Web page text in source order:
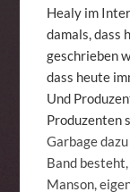
Healy im
damals, dass
geschrieben
dass heute
Und
Produzenten
Garbage
Band
Manson,